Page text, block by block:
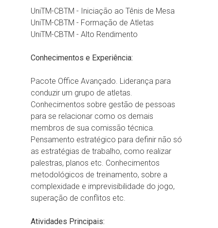
UniTM-CBTM - Iniciação ao Tênis de Mesa
UniTM-CBTM - Formação de Atletas
UniTM-CBTM - Alto Rendimento
Conhecimentos e Experiência:
Pacote Office Avançado. Liderança para
conduzir um grupo de atletas.
Conhecimentos sobre gestão de pessoas
para se relacionar como os demais
membros de sua comissão técnica.
Pensamento estratégico para definir não só
as estratégias de trabalho, como realizar
palestras, planos etc. Conhecimentos
metodológicos de treinamento, sobre a
complexidade e imprevisibilidade do jogo,
superação de conflitos etc.
Atividades Principais: